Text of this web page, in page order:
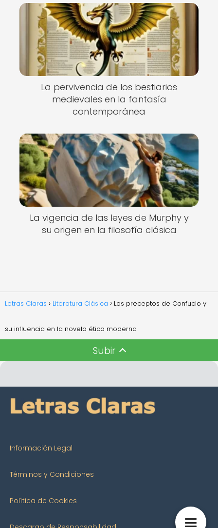
La pervivencia de los bestiarios
medievales en la fantasía
contemporánea
La vigencia de las leyes de Murphy y
su origen en la filosofía clásica
Letras Claras Literatura Clásica Los preceptos de Confucio y
su influencia en la novela ética moderna
Subir
Información Legal
Términos y Condiciones
Política de Cookies